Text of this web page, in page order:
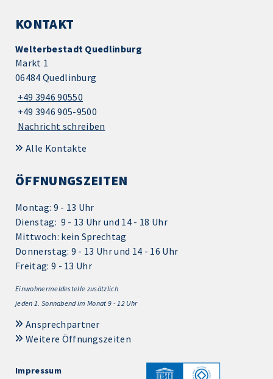
KONTAKT
Welterbestadt Quedlinburg
Markt 1
06484 Quedlinburg
+49 3946 90550
+49 3946 905-9500
Nachricht schreiben
Alle Kontakte
ÖFFNUNGSZEITEN
Montag: 9 - 13 Uhr
Dienstag: 9 - 13 Uhr und 14 - 18 Uhr
Mittwoch: kein Sprechtag
Donnerstag: 9 - 13 Uhr und 14 - 16 Uhr
Freitag: 9 - 13 Uhr
Einwohnermeldestelle zusätzlich
jeden 1. Sonnabend im Monat 9 - 12 Uhr
Ansprechpartner
Weitere Öffnungszeiten
Impressum